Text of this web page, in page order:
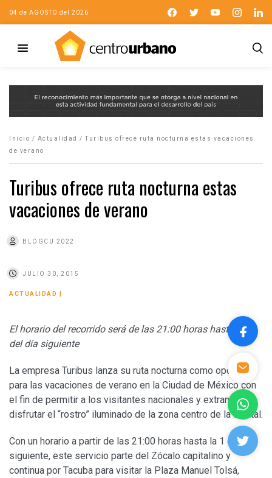
04 de AGOSTO del 2026
Inicio / Actualidad /Turibus ofrece ruta nocturna estas vacaciones
de verano
Turibus ofrece ruta nocturna estas
vacaciones de verano
BLOGCU 2022
JULIO 30, 2015
ACTUALIDAD
El horario del recorrido será de las 21:00 horas hasta la 1
del día siguiente
La empresa Turibus lanza su ruta nocturna como opción
para las vacaciones de verano en la Ciudad de México con
el fin de permitir a los visitantes nacionales y extranjeros
disfrutar el “rostro” iluminado de la zona centro de la capital.
Con un horario a partir de las 21:00 horas hasta la 1 del día
siguiente, este servicio parte del Zócalo capitalino y
continua por Tacuba para visitar la Plaza Manuel Tolsá,